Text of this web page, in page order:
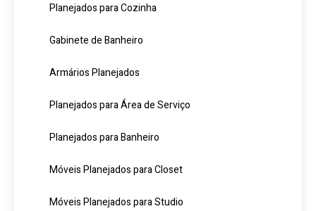
Planejados para Cozinha
Gabinete de Banheiro
Armários Planejados
Planejados para Área de Serviço
Planejados para Banheiro
Móveis Planejados para Closet
Móveis Planejados para Studio